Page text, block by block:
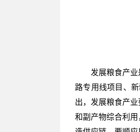
发展粮食产
路专用线项目、
出，发展粮食产
和副产物综合利